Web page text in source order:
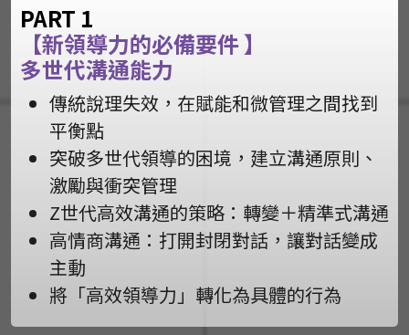
PART 1
【新領導力的必備要件 】
多世代溝通能力
傳統說理失效，在賦能和微管理之間找到
平衡點
突破多世代領導的困境，建立溝通原則、
激勵與衝突管理
Z世代高效溝通的策略：轉變＋精準式溝通
高情商溝通：打開封閉對話，讓對話變成
主動
將「高效領導力」轉化為具體的行為